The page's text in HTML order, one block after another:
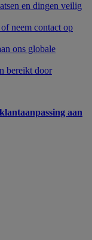
en dingen veilig
neem contact op
ons globale
bereikt door
aan